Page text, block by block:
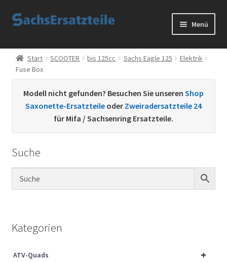
Zur
Zum
Menü
Start
AGB
Datenschutzerklärung
Kontakt
Sachs Ersatzteile
Über uns
Start SCOOTER bis 125cc Sachs Eagle 125
Elektrik
Fuse Box
Modell nicht gefunden? Besuchen Sie unseren Shop
Saxonette-Ersatzteile oder Zweiradersatzteile 24
für Mifa / Sachsenring Ersatzteile.
Suche
Kategorien
+
ATV-Quads